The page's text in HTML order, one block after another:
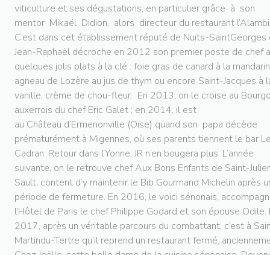
viticulture et ses dégustations, en particulier grâce à son
mentor Mikaël Didion, alors directeur du restaurant
C’est dans cet établissement réputé de Nuits-SaintGeorges
Jean-Raphaël décroche en 2012 son premier poste de chef
quelques jolis plats à la clé : foie gras de canard à la
agneau de Lozère au jus de thym ou encore Saint-Jacques à
vanille, crème de chou-fleur. En 2013, on le croise au
auxerrois du chef Eric Galet ; en 2014, il est
au Château d’Ermenonville (Oise) quand son papa décède
prématurément à Migennes, où ses parents tiennent le bar
Cadran. Retour dans l’Yonne, JR n’en bougera plus. L’année
suivante, on le retrouve chef Aux Bons Enfants de Saint-
Sault, content d’y maintenir le Bib Gourmand Michelin après
période de fermeture. En 2016, le voici sénonais,
l’Hôtel de Paris le chef Philippe Godard et son épouse Odile.
2017, après un véritable parcours du combattant, c’est à
Martindu-Tertre qu’il reprend un restaurant fermé,